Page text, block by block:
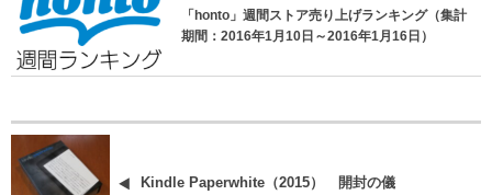
「honto」週間ストア売り上げランキング（集計
期間：2016年1月10日～2016年1月16日）
Kindle Paperwhite（2015） 開封の儀